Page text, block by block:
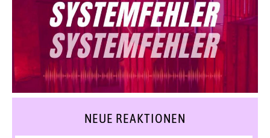
NEUE REAKTIONEN